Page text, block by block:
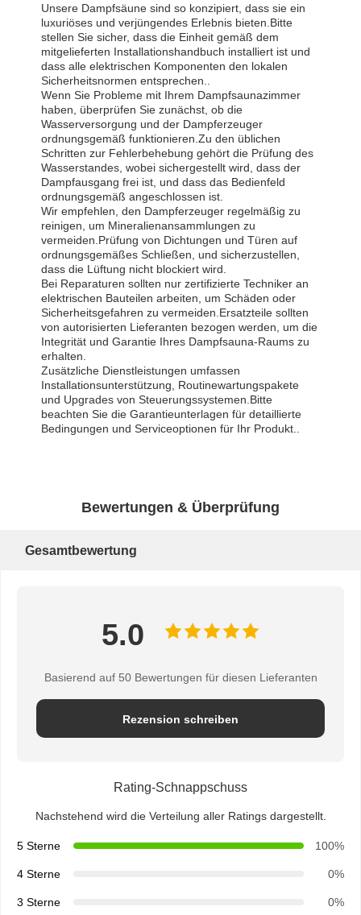
Unsere Dampfsäune sind so konzipiert, dass sie ein
luxuriöses und verjüngendes Erlebnis bieten.Bitte
stellen Sie sicher, dass die Einheit gemäß dem
mitgelieferten Installationshandbuch installiert ist und
dass alle elektrischen Komponenten den lokalen
Sicherheitsnormen entsprechen..
Wenn Sie Probleme mit Ihrem Dampfsaunazimmer
haben, überprüfen Sie zunächst, ob die
Wasserversorgung und der Dampferzeuger
ordnungsgemäß funktionieren.Zu den üblichen
Schritten zur Fehlerbehebung gehört die Prüfung des
Wasserstandes, wobei sichergestellt wird, dass der
Dampfausgang frei ist, und dass das Bedienfeld
ordnungsgemäß angeschlossen ist.
Wir empfehlen, den Dampferzeuger regelmäßig zu
reinigen, um Mineralienansammlungen zu
vermeiden.Prüfung von Dichtungen und Türen auf
ordnungsgemäßes Schließen, und sicherzustellen,
dass die Lüftung nicht blockiert wird.
Bei Reparaturen sollten nur zertifizierte Techniker an
elektrischen Bauteilen arbeiten, um Schäden oder
Sicherheitsgefahren zu vermeiden.Ersatzteile sollten
von autorisierten Lieferanten bezogen werden, um die
Integrität und Garantie Ihres Dampfsauna-Raums zu
erhalten.
Zusätzliche Dienstleistungen umfassen
Installationsunterstützung, Routinewartungspakete
und Upgrades von Steuerungssystemen.Bitte
beachten Sie die Garantieunterlagen für detaillierte
Bedingungen und Serviceoptionen für Ihr Produkt..
Bewertungen & Überprüfung
Gesamtbewertung
5.0
Basierend auf 50 Bewertungen für diesen Lieferanten
Rezension schreiben
Rating-Schnappschuss
Nachstehend wird die Verteilung aller Ratings dargestellt.
5 Sterne 100%
4 Sterne 0%
3 Sterne 0%